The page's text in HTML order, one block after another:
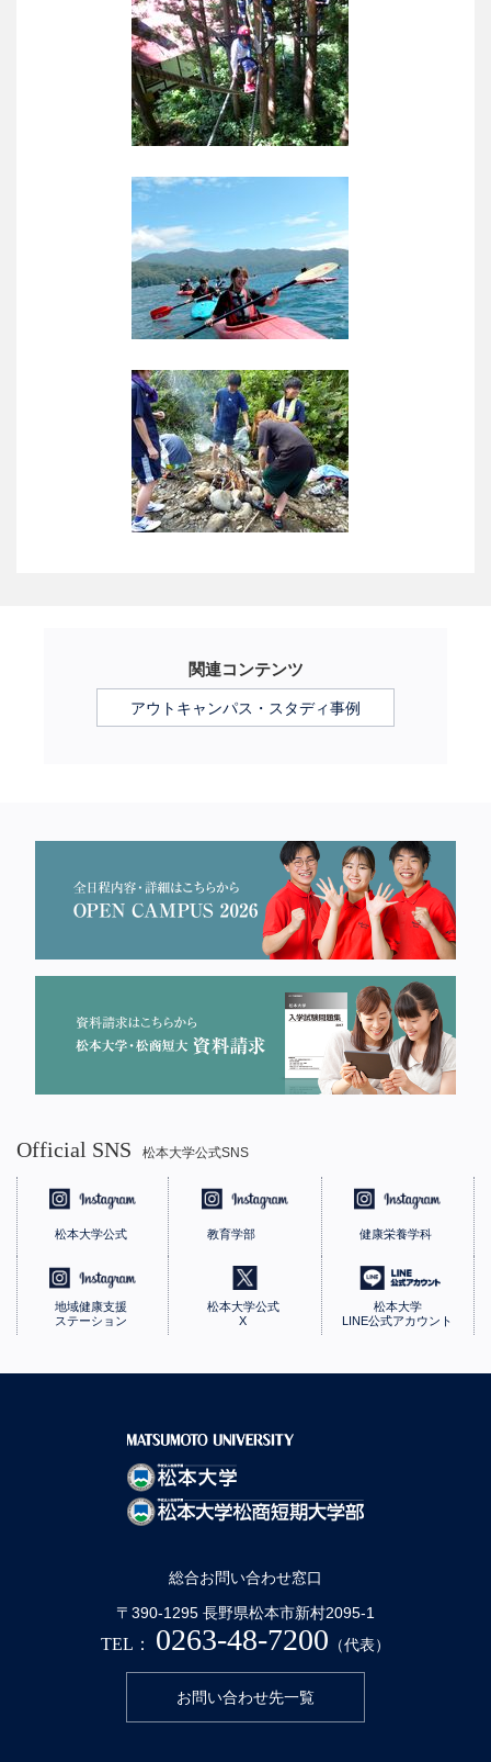
関連コンテンツ
アウトキャンパス・スタディ事例
Official SNS 松本大学公式SNS
松本大学公式 教育学部 健康栄養学科
地域健康支援
ステーション
松本大学公式
X
松本大学
LINE公式アカウント
総合お問い合わせ窓口
〒390-1295 長野県松本市新村2095-1
TEL： 0263-48-7200 （代表）
お問い合わせ先一覧